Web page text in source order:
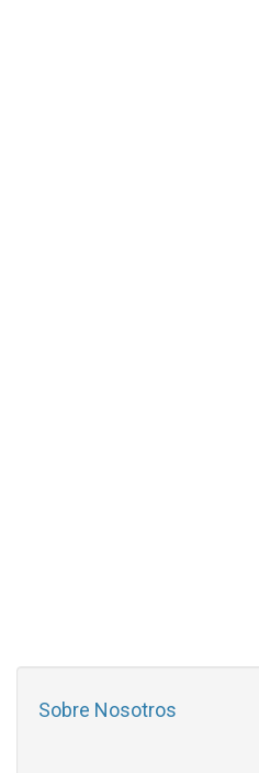
Sobre Nosotros